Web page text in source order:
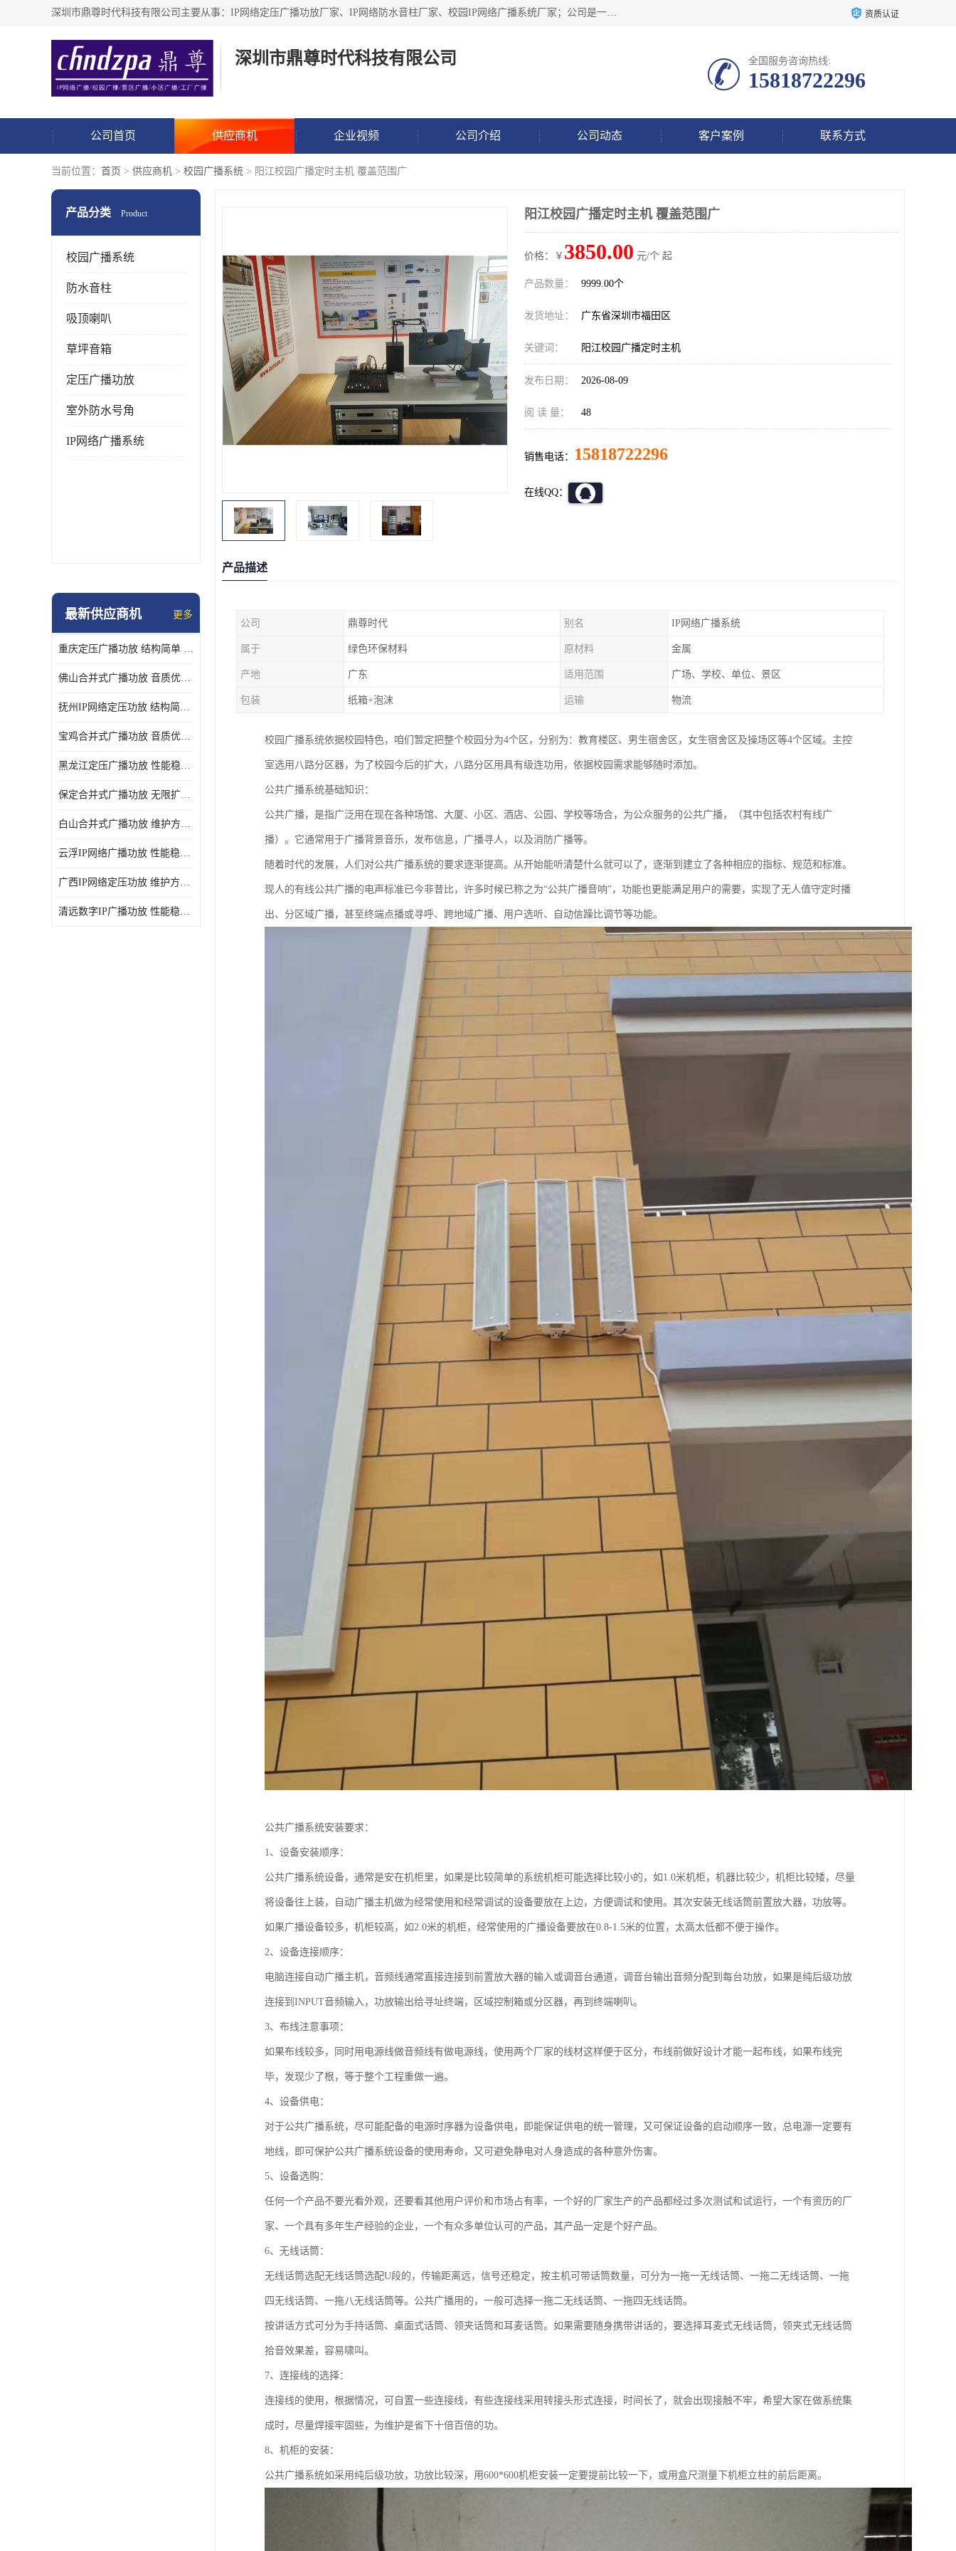
深圳市鼎尊时代科技有限公司主要从事：IP网络定压广播功放厂家、IP网络防水音柱厂家、校园IP网络广播系统厂家；公司是一家集研发、生产、销售公共广播器材于一体的现代电子科技企业。公司成立多年来，本着“自主研发技术、开拓稳定的产品”的宗旨，集多年的行业经验，引航广播行业的迅猛发展，使产品能够适应时代技术发展的需要。 资质认证
深圳市鼎尊时代科技有限公司 全国服务咨询热线:
15818722296
公司首页 供应商机 企业视频 公司介绍 公司动态 客户案例 联系方式
当前位置： 首页 > 供应商机 > 校园广播系统 > 阳江校园广播定时主机 覆盖范围广
产品分类 Product
校园广播系统
防水音柱
吸顶喇叭
草坪音箱
定压广播功放
室外防水号角
IP网络广播系统
最新供应商机 更多
重庆定压广播功放 结构简单 传输距离远
佛山合并式广播功放 音质优美清晰 输出电压大 电流小
抚州IP网络定压功放 结构简单 多应用于公共场合
宝鸡合并式广播功放 音质优美清晰 维护方便
黑龙江定压广播功放 性能稳定 无限扩容
保定合并式广播功放 无限扩容 设计结构简单
白山合并式广播功放 维护方便 多应用于公共场合
云浮IP网络广播功放 性能稳定 设计结构简单
广西IP网络定压功放 维护方便 多应用于公共场合
清远数字IP广播功放 性能稳定 传输距离远
阳江校园广播定时主机 覆盖范围广
价格：￥ 3850.00 元/个 起
产品数量： 9999.00个
发货地址： 广东省深圳市福田区
关键词： 阳江校园广播定时主机
发布日期： 2026-08-09
阅 读 量： 48
销售电话： 15818722296
在线QQ：
产品描述
公司 鼎尊时代 别名 IP网络广播系统
属于 绿色环保材料 原材料 金属
产地 广东 适用范围 广场、学校、单位、景区
包装 纸箱+泡沫 运输 物流
校园广播系统依据校园特色，咱们暂定把整个校园分为4个区，分别为：教育楼区、男生宿舍区，女生宿舍区及操场区等4个区域。主控
室选用八路分区器，为了校园今后的扩大，八路分区用具有级连功用，依据校园需求能够随时添加。
公共广播系统基础知识：
公共广播，是指广泛用在现在各种场馆、大厦、小区、酒店、公园、学校等场合，为公众服务的公共广播，（其中包括农村有线广
播）。它通常用于广播背景音乐，发布信息，广播寻人，以及消防广播等。
随着时代的发展，人们对公共广播系统的要求逐渐提高。从开始能听清楚什么就可以了，逐渐到建立了各种相应的指标、规范和标准。
现人的有线公共广播的电声标准已今非昔比，许多时候已称之为“公共广播音响”，功能也更能满足用户的需要，实现了无人值守定时播
出、分区域广播，甚至终端点播或寻呼、跨地域广播、用户选听、自动信躁比调节等功能。
公共广播系统安装要求：
1、设备安装顺序：
公共广播系统设备，通常是安在机柜里，如果是比较简单的系统机柜可能选择比较小的，如1.0米机柜，机器比较少，机柜比较矮，尽量
将设备往上装，自动广播主机做为经常使用和经常调试的设备要放在上边，方便调试和使用。其次安装无线话筒前置放大器，功放等。
如果广播设备较多，机柜较高，如2.0米的机柜，经常使用的广播设备要放在0.8-1.5米的位置，太高太低都不便于操作。
2、设备连接顺序：
电脑连接自动广播主机，音频线通常直接连接到前置放大器的输入或调音台通道，调音台输出音频分配到每台功放，如果是纯后级功放
连接到INPUT音频输入，功放输出给寻址终端，区域控制箱或分区器，再到终端喇叭。
3、布线注意事项：
如果布线较多，同时用电源线做音频线有做电源线，使用两个厂家的线材这样便于区分，布线前做好设计才能一起布线，如果布线完
毕，发现少了根，等于整个工程重做一遍。
4、设备供电：
对于公共广播系统，尽可能配备的电源时序器为设备供电，即能保证供电的统一管理，又可保证设备的启动顺序一致，总电源一定要有
地线，即可保护公共广播系统设备的使用寿命，又可避免静电对人身造成的各种意外伤害。
5、设备选购：
任何一个产品不要光看外观，还要看其他用户评价和市场占有率，一个好的厂家生产的产品都经过多次测试和试运行，一个有资历的厂
家、一个具有多年生产经验的企业，一个有众多单位认可的产品，其产品一定是个好产品。
6、无线话筒：
无线话筒选配无线话筒选配U段的，传输距离远，信号还稳定，按主机可带话筒数量，可分为一拖一无线话筒、一拖二无线话筒、一拖
四无线话筒、一拖八无线话筒等。公共广播用的，一般可选择一拖二无线话筒、一拖四无线话筒。
按讲话方式可分为手持话筒、桌面式话筒、领夹话筒和耳麦话筒。如果需要随身携带讲话的，要选择耳麦式无线话筒，领夹式无线话筒
拾音效果差，容易啸叫。
7、连接线的选择：
连接线的使用，根据情况，可自置一些连接线，有些连接线采用转接头形式连接，时间长了，就会出现接触不牢，希望大家在做系统集
成时，尽量焊接牢固些，为维护是省下十倍百倍的功。
8、机柜的安装：
公共广播系统如采用纯后级功放，功放比较深，用600*600机柜安装一定要提前比较一下，或用盒尺测量下机柜立柱的前后距离。